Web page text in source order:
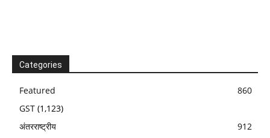
Categories
Featured
860
GST (1,123)
अंतरराष्ट्रीय
912